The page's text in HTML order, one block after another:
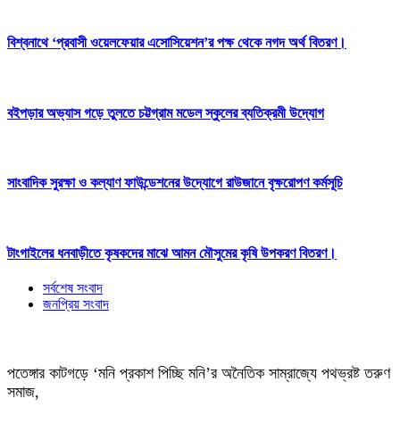
বিশ্বনাথে ‘প্রবাসী ওয়েলফেয়ার এসোসিয়েশন’র পক্ষ থেকে নগদ অর্থ বিতরণ।
বইপড়ার অভ্যাস গড়ে তুলতে চট্টগ্রাম মডেল স্কুলের ব্যতিক্রমী উদ্যোগ
সাংবাদিক সুরক্ষা ও কল্যাণ ফাউন্ডেশনের উদ্যোগে রাউজানে বৃক্ষরোপণ কর্মসূচি
টাংগাইলের ধনবাড়ীতে কৃষকদের মাঝে আমন মৌসুমের কৃষি উপকরণ বিতরণ।
সর্বশেষ সংবাদ
জনপ্রিয় সংবাদ
পতেঙ্গার কাটগড়ে ‘মনি প্রকাশ পিচ্ছি মনি’র অনৈতিক সাম্রাজ্যে পথভ্রষ্ট তরুণ
সমাজ,